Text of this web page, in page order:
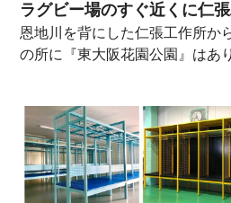
ラグビー場のすぐ近くに仁
恩地川を背にした仁張工作所か
の所に『東大阪花園公園』はあ